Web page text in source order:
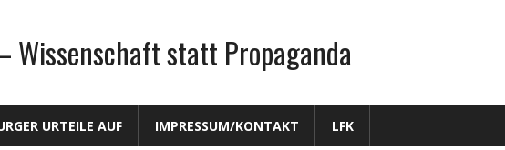
Wissenschaft statt Propaganda
URTEILE AUF IMPRESSUM/KONTAKT LFK